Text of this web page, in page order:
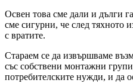
Освен това сме дали и дълги
сме сигурни, че след тяхното
с вратите.
Стараем се да извършваме
със собствени монтажни
потребителските нужди, и да